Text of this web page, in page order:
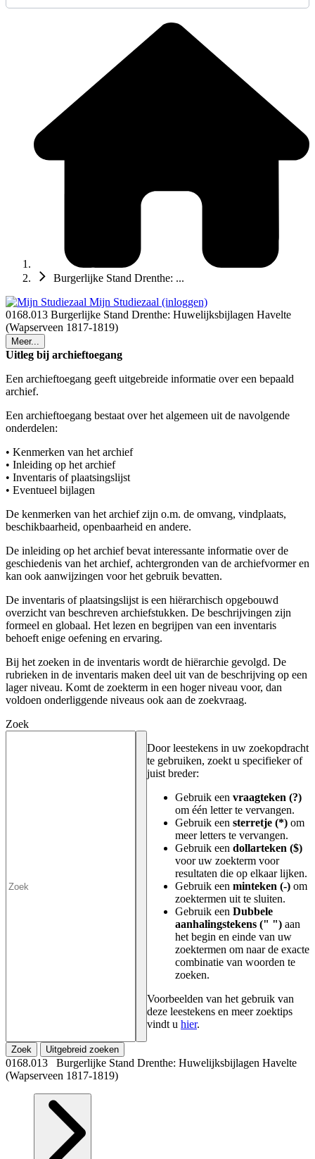
Burgerlijke Stand Drenthe: ...
Mijn Studiezaal (inloggen)
0168.013 Burgerlijke Stand Drenthe: Huwelijksbijlagen Havelte
(Wapserveen 1817-1819)
Meer...
Uitleg bij archieftoegang
Een archieftoegang geeft uitgebreide informatie over een bepaald
archief.
Een archieftoegang bestaat over het algemeen uit de navolgende
onderdelen:
• Kenmerken van het archief
• Inleiding op het archief
• Inventaris of plaatsingslijst
• Eventueel bijlagen
De kenmerken van het archief zijn o.m. de omvang, vindplaats,
beschikbaarheid, openbaarheid en andere.
De inleiding op het archief bevat interessante informatie over de
geschiedenis van het archief, achtergronden van de archiefvormer en
kan ook aanwijzingen voor het gebruik bevatten.
De inventaris of plaatsingslijst is een hiërarchisch opgebouwd
overzicht van beschreven archiefstukken. De beschrijvingen zijn
formeel en globaal. Het lezen en begrijpen van een inventaris
behoeft enige oefening en ervaring.
Bij het zoeken in de inventaris wordt de hiërarchie gevolgd. De
rubrieken in de inventaris maken deel uit van de beschrijving op een
lager niveau. Komt de zoekterm in een hoger niveau voor, dan
voldoen onderliggende niveaus ook aan de zoekvraag.
Zoek
Door leestekens in uw zoekopdracht
te gebruiken, zoekt u specifieker of
juist breder:
Gebruik een vraagteken (?)
om één letter te vervangen.
Gebruik een sterretje (*) om
meer letters te vervangen.
Gebruik een dollarteken ($)
voor uw zoekterm voor
resultaten die op elkaar lijken.
Gebruik een minteken (-) om
zoektermen uit te sluiten.
Gebruik een Dubbele
aanhalingstekens (" ") aan
het begin en einde van uw
zoektermen om naar de exacte
combinatie van woorden te
zoeken.
Voorbeelden van het gebruik van
deze leestekens en meer zoektips
vindt u hier.
Zoek Uitgebreid zoeken
0168.013 Burgerlijke Stand Drenthe: Huwelijksbijlagen Havelte
(Wapserveen 1817-1819)